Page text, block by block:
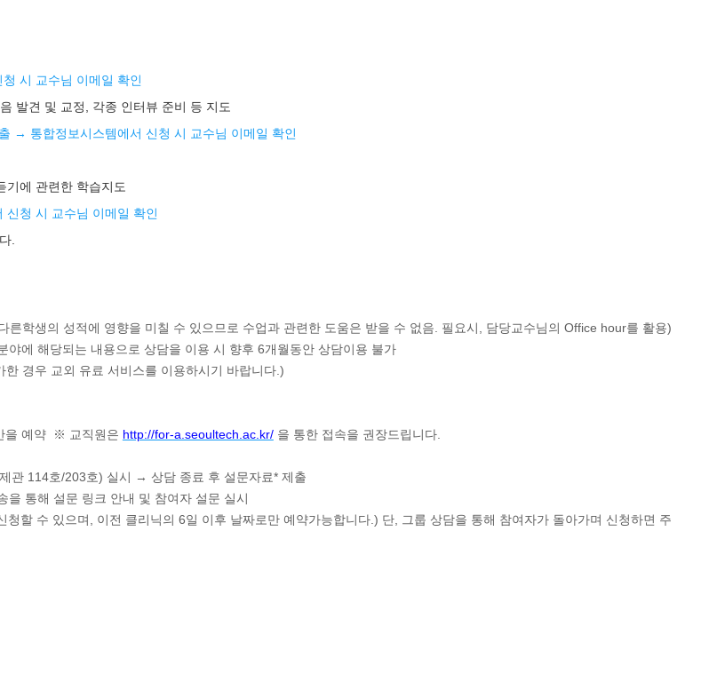
시 교수님 이메일 확인
발견 및 교정, 각종 인터뷰 준비 등 지도
→ 통합정보시스템에서 신청 시 교수님 이메일 확인
기에 관련한 학습지도
청 시 교수님 이메일 확인
.
학생의 성적에 영향을 미칠 수 있으므로 수업과 관련한 도움은 받을 수 없음. 필요시, 담당교수님의 Office hour를 활용)
에 해당되는 내용으로 상담을 이용 시 향후 6개월동안 상담이용 불가
경우 교외 유료 서비스를 이용하시기 바랍니다.)
을 예약 ※ 교직원은 http://for-a.seoultech.ac.kr/을 통한 접속을 권장드립니다.
관 114호/203호) 실시 → 상담 종료 후 설문자료* 제출
통해 설문 링크 안내 및 참여자 설문 실시
할 수 있으며, 이전 클리닉의 6일 이후 날짜로만 예약가능합니다.) 단, 그룹 상담을 통해 참여자가 돌아가며 신청하면 주